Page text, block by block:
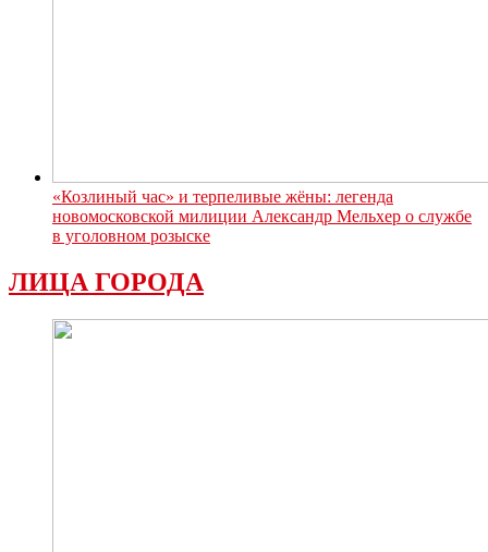
«Козлиный час» и терпеливые жёны: легенда
новомосковской милиции Александр Мельхер о службе
в уголовном розыске
ЛИЦА ГОРОДА